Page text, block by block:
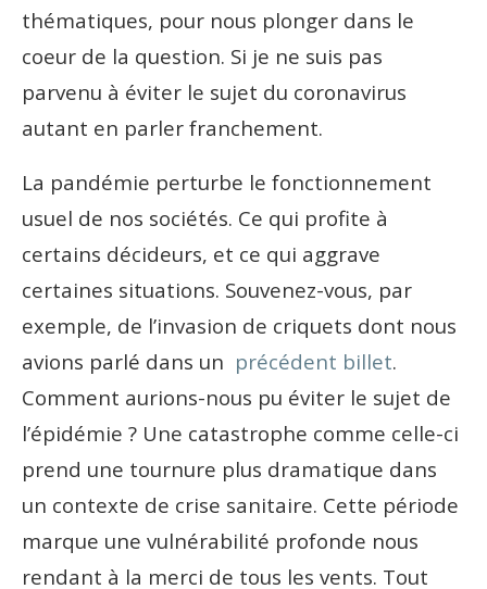
thématiques, pour nous plonger dans le
coeur de la question. Si je ne suis pas
parvenu à éviter le sujet du coronavirus
autant en parler franchement.
La pandémie perturbe le fonctionnement
usuel de nos sociétés. Ce qui profite à
certains décideurs, et ce qui aggrave
certaines situations. Souvenez-vous, par
exemple, de l’invasion de criquets dont nous
avions parlé dans un précédent billet.
Comment aurions-nous pu éviter le sujet de
l’épidémie ? Une catastrophe comme celle-ci
prend une tournure plus dramatique dans
un contexte de crise sanitaire. Cette période
marque une vulnérabilité profonde nous
rendant à la merci de tous les vents. Tout